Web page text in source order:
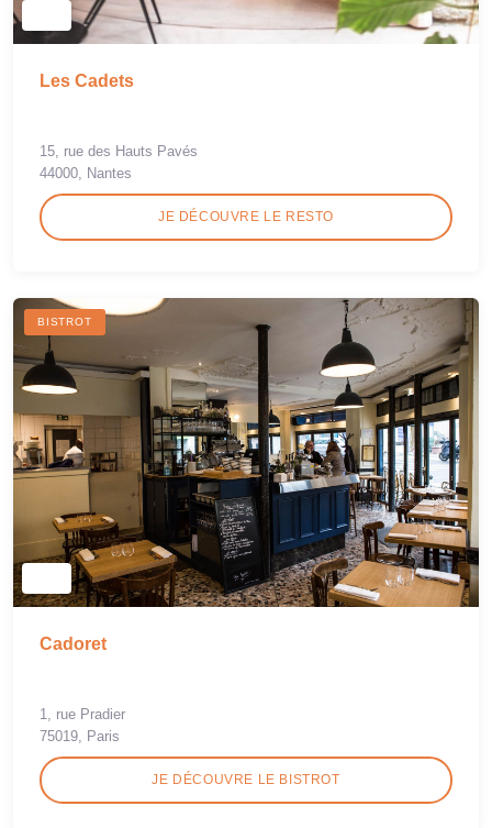
Les Cadets
15, rue des Hauts Pavés
44000, Nantes
JE DÉCOUVRE LE RESTO
BISTROT
Cadoret
1, rue Pradier
75019, Paris
JE DÉCOUVRE LE BISTROT